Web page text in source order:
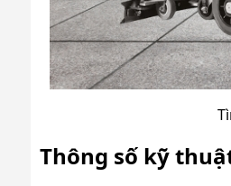
Thông số kỹ